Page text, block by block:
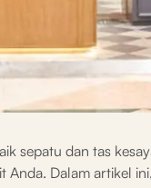
sepatu dan tas
Dalam artikel